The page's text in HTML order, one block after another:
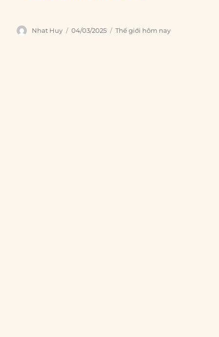
Author
Nhat Huy
Posted
04/03/2025 Categories
Thế giới hôm nay